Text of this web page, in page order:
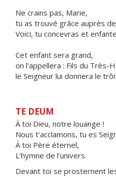
Ne crains pas, Marie,
tu as trouvé grâce auprès
Voici, tu concevras et
Cet enfant sera grand,
on l'appellera : Fils du Très-
le Seigneur lui donnera le
TE DEUM
À toi Dieu, notre louange !
Nous t'acclamons, tu es
À toi Père éternel,
L’hymne de l’univers.
Devant toi se prosternent